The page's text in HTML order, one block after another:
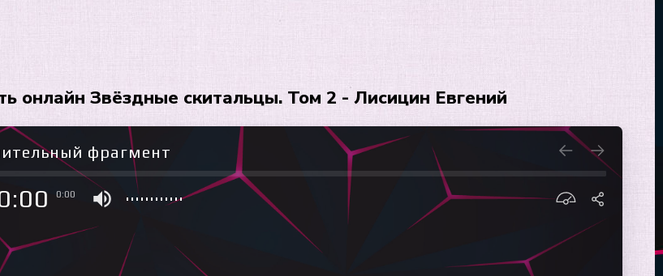
онлайн Звёздные скитальцы. Том 2 - Лисицин Евгений
фрагмент
0:00